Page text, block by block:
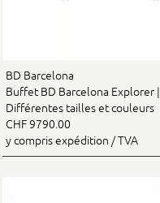
BD Barcelona
Buffet BD Barcelona Explorer |
Différentes tailles et couleurs
CHF 9790.00
y compris expédition / TVA